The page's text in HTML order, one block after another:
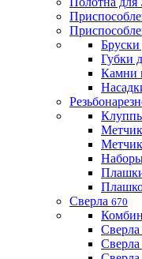
Губки
Камни
Сверла 670
Сверла